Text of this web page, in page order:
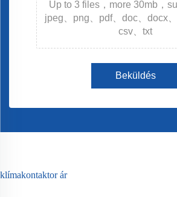
Up to 3 files，more 30mb，
jpeg、png、pdf、doc、docx、
csv、txt
Beküldés
klímakontaktor ár